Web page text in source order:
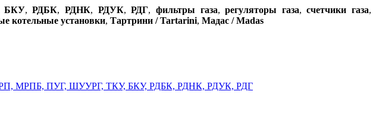
БКУ,РДБК, РДНК, РДУК,РДГ, фильтры газа,регуляторы газа,счетчики газа,
котельные установки, Тартрини / Tartarini, Мадас / Madas